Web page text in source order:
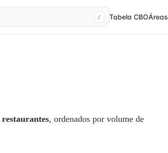
/ Tabela CBOÁreas
restaurantes, ordenados por volume de